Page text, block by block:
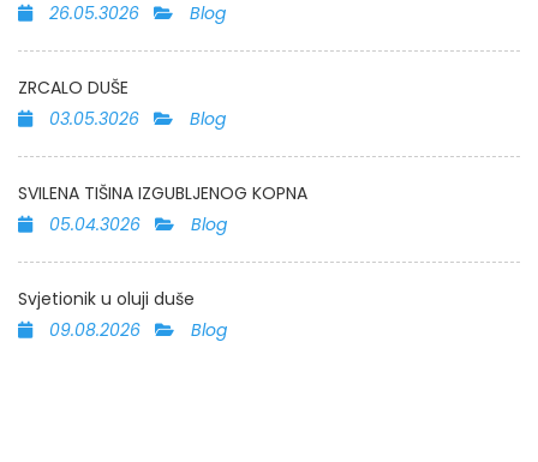
26.05.3026
Blog
ZRCALO DUŠE
03.05.3026
Blog
SVILENA TIŠINA IZGUBLJENOG KOPNA
05.04.3026
Blog
Svjetionik u oluji duše
09.08.2026
Blog